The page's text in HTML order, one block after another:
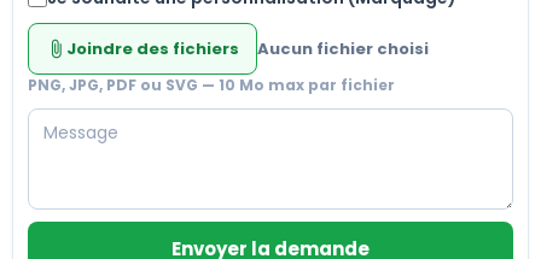
attach_file Joindre des fichiers Aucun fichier choisi
PNG, JPG, PDF ou SVG — 10 Mo max par fichier
Envoyer la demande